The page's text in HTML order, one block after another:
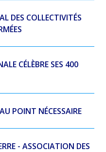
DES COLLECTIVITÉS
CÉLÈBRE SES 400
POINT NÉCESSAIRE
- ASSOCIATION DES